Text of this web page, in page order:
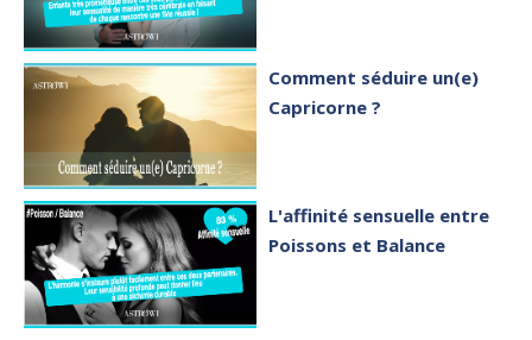
Comment séduire un(e)
Capricorne ?
L'affinité sensuelle entre
Poissons et Balance